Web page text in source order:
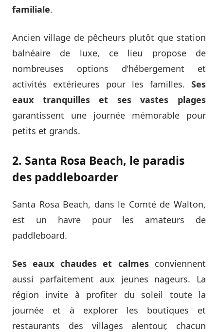
familiale.
Ancien village de pêcheurs plutôt que station
balnéaire de luxe, ce lieu propose de
nombreuses options d’hébergement et
activités extérieures pour les familles. Ses
eaux tranquilles et ses vastes plages
garantissent une journée mémorable pour
petits et grands.
2. Santa Rosa Beach, le paradis
des paddleboarder
Santa Rosa Beach, dans le Comté de Walton,
est un havre pour les amateurs de
paddleboard.
Ses eaux chaudes et calmesconviennent
aussi parfaitement aux jeunes nageurs. La
région invite à profiter du soleil toute la
journée et à explorer les boutiques et
restaurants des villages alentour, chacun